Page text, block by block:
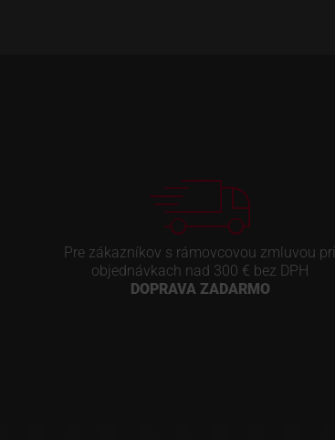
Pre zákazníkov s rámovcovou zmluvou pri
objednávkach nad 300 € bez DPH
DOPRAVA ZADARMO